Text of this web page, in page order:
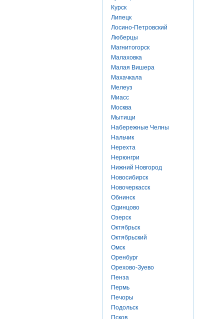
Курск
Липецк
Лосино-Петровский
Люберцы
Магнитогорск
Малаховка
Малая Вишера
Махачкала
Мелеуз
Миасс
Москва
Мытищи
Набережные Челны
Нальчик
Нерехта
Нерюнгри
Нижний Новгород
Новосибирск
Новочеркасск
Обнинск
Одинцово
Озерск
Октябрьск
Октябрьский
Омск
Оренбург
Орехово-Зуево
Пенза
Пермь
Печоры
Подольск
Псков